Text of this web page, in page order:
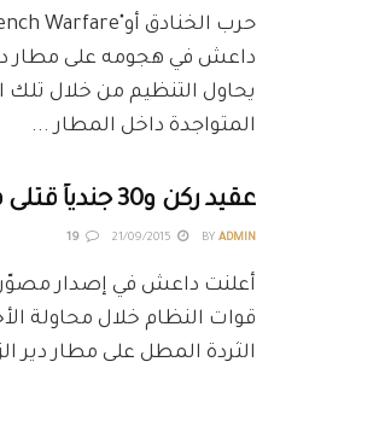
داعش في هجومه على مطار
يحاول التنظيم من خلال تلك
المتواجدة داخل المطار ...
عقيد ركن و30 جندياً قتلى في معارك مطار دير الزور
BY ADMIN
قوات النظام خلال محاولة
الثردة المطل على مطار دير